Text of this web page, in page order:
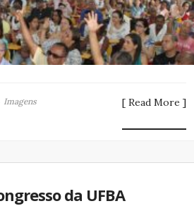
Imagens [ Read More ]
da UFBA